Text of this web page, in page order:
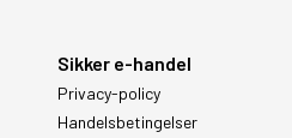
Sikker e-handel
Privacy-policy
Handelsbetingelser